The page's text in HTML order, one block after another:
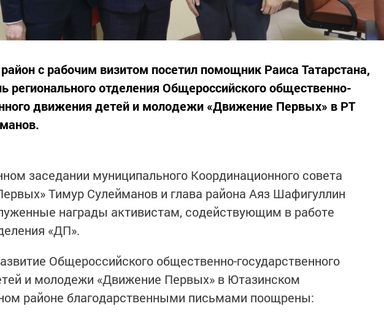
с рабочим визитом посетил помощник Раиса Татарстана,
регионального отделения Общероссийского общественно-
движения детей и молодежи «Движение Первых» в РТ
заседании муниципального Координационного совета
Тимур Сулейманов и глава района Аяз Шафигуллин
награды активистам, содействующим в работе
«ДП».
Общероссийского общественно-государственного
и молодежи «Движение Первых» в Ютазинском
районе благодарственными письмами поощрены: